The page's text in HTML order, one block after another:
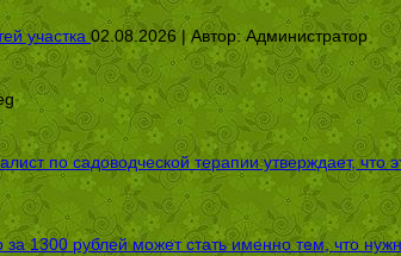
участка 02.08.2026 | Автор:Администратор
по садоводческой терапии утверждает, что
1300 рублей может стать именно тем, что